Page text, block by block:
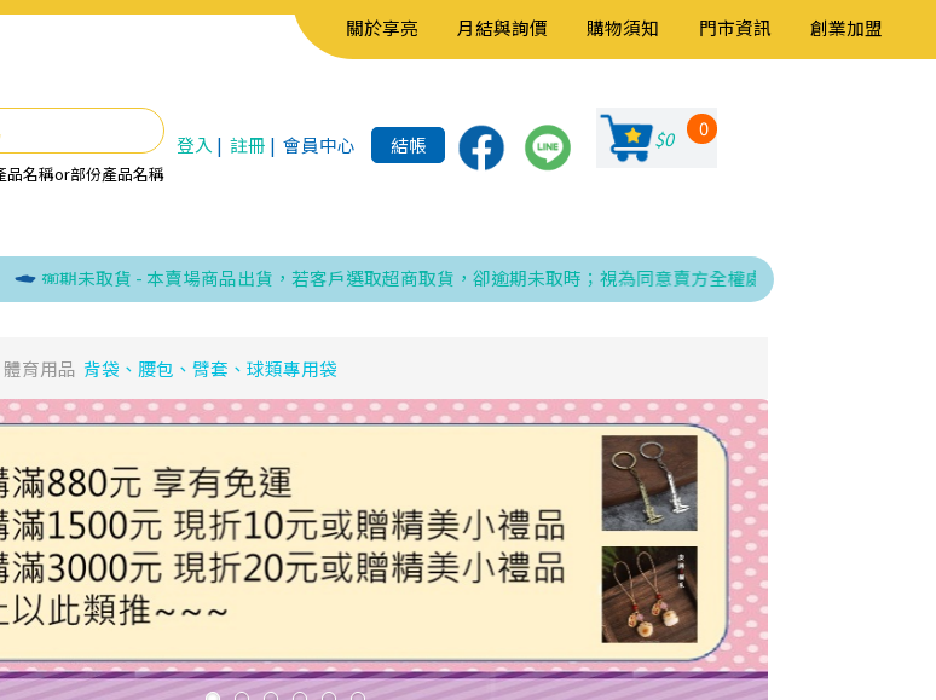
關於享亮 月結與詢價 購物須知 門市資訊 創業加盟
品名稱or部份產品名稱
登入 | 註冊 | 會員中心 結帳 $0 0
逾期未取貨 - 本賣場商品出貨，若客戶選取超商取貨，卻逾期未取時；視為同意賣方全權處理發票、折讓與銷貨退回
體育用品 背袋、腰包、臂套、球類專用袋